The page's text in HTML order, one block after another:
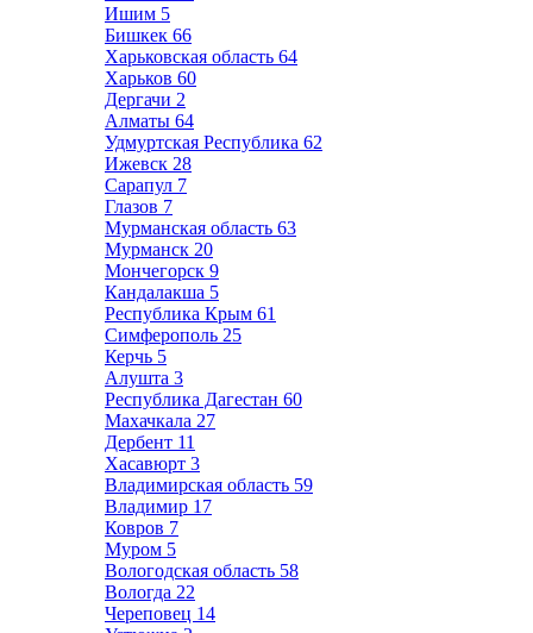
Ишим 5
Бишкек 66
Харьковская область 64
Харьков 60
Дергачи 2
Алматы 64
Удмуртская Республика 62
Ижевск 28
Сарапул 7
Глазов 7
Мурманская область 63
Мурманск 20
Мончегорск 9
Кандалакша 5
Республика Крым 61
Симферополь 25
Керчь 5
Алушта 3
Республика Дагестан 60
Махачкала 27
Дербент 11
Хасавюрт 3
Владимирская область 59
Владимир 17
Ковров 7
Муром 5
Вологодская область 58
Вологда 22
Череповец 14